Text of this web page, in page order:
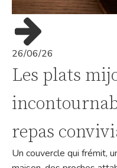
26/06/26
Les plats
repas
Un couvercle qui frémit,